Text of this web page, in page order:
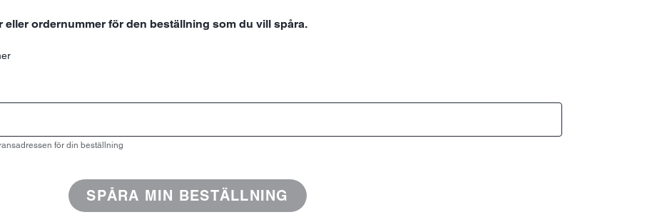
ordernummer för den beställning som du vill spåra.
för din beställning
SPÅRA MIN BESTÄLLNING